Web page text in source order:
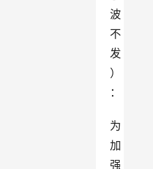
波
不
发
）
：
为
加
强